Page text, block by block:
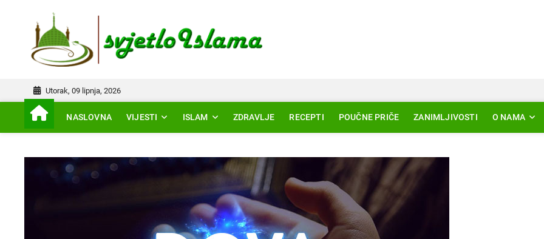
Utorak, 09 lipnja, 2026
NASLOVNA VIJESTI ISLAM ZDRAVLJE RECEPTI POUČNE PRIČE ZANIMLJIVOSTI O NAMA